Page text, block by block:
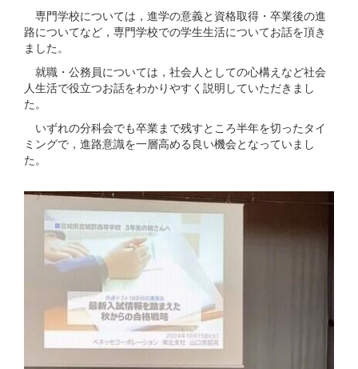
専門学校については，進学の意義と資格取得・卒業後の進
路についてなど，専門学校での学生生活についてお話を頂き
ました。
就職・公務員については，社会人としての心構えなど社会
人生活で役立つお話をわかりやすく説明していただきまし
た。
いずれの分科会でも卒業まで残すところ半年を切ったタイ
ミングで，進路意識を一層高める良い機会となっていまし
た。